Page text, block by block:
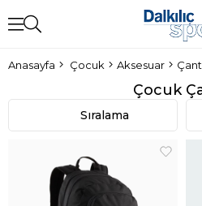
Anasayfa Çocuk Aksesuar
Çocuk
Sıralama